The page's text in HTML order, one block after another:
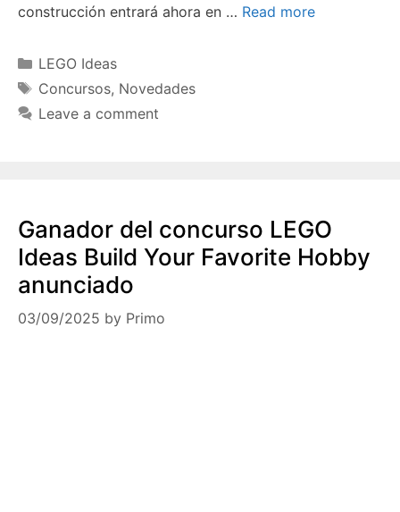
construcción entrará ahora en … Read more
Categories
LEGO Ideas
Tags
Concursos, Novedades
Leave a comment
Ganador del concurso LEGO
Ideas Build Your Favorite Hobby
anunciado
03/09/2025 by Primo